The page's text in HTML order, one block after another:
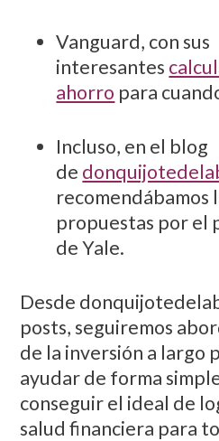
Vanguard, con sus
interesantes
ahorro para
Incluso, en el blog
de
recomendábamos
propuestas por el
de Yale.
Desde
posts, seguiremos
de la inversión a largo
ayudar de forma
conseguir el ideal de
salud financiera para